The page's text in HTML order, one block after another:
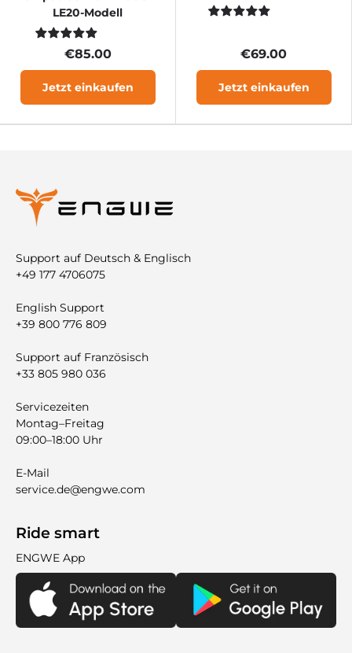
LE20-Modell
€85.00
Jetzt einkaufen
€69.00
Jetzt einkaufen
Support auf Deutsch & Englisch
+49 177 4706075
English Support
+39 800 776 809
Support auf Französisch
+33 805 980 036
Servicezeiten
Montag–Freitag
09:00–18:00 Uhr
E-Mail
service.de@engwe.com
Ride smart
ENGWE App